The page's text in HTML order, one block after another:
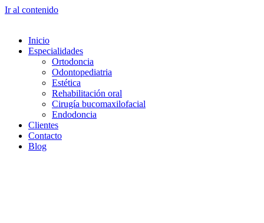
Ir al contenido
Inicio
Especialidades
Ortodoncia
Odontopediatria
Estética
Rehabilitación oral
Cirugía bucomaxilofacial
Endodoncia
Clientes
Contacto
Blog